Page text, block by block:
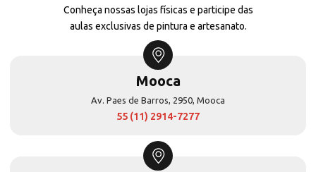
Conheça nossas lojas físicas e participe das
aulas exclusivas de pintura e artesanato.
Mooca
Av. Paes de Barros, 2950, Mooca
55 (11) 2914-7277